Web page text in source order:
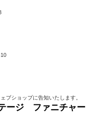
ブショップに告知いたします。
ージ ファニチャー